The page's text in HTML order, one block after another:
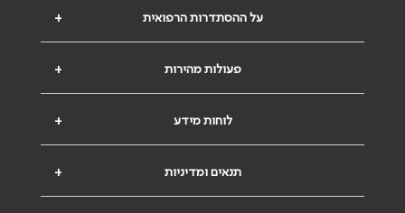
+ על ההסתדרות הרפואית
+ פעולות מהירות
+ לוחות מידע
+ תנאים ומדיניות